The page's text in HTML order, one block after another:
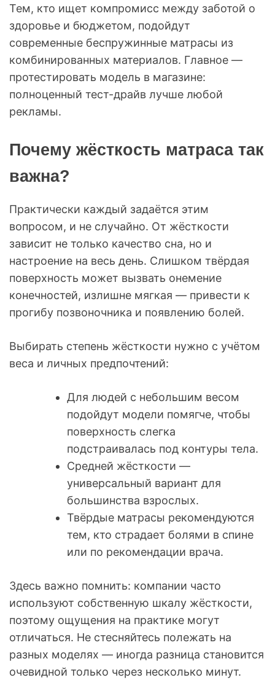
Тем, кто ищет компромисс между заботой о
здоровье и бюджетом, подойдут
современные беспружинные матрасы из
комбинированных материалов. Главное —
протестировать модель в магазине:
полноценный тест-драйв лучше любой
рекламы.
Почему жёсткость матраса так
важна?
Практически каждый задаётся этим
вопросом, и не случайно. От жёсткости
зависит не только качество сна, но и
настроение на весь день. Слишком твёрдая
поверхность может вызвать онемение
конечностей, излишне мягкая — привести к
прогибу позвоночника и появлению болей.
Выбирать степень жёсткости нужно с учётом
веса и личных предпочтений:
Для людей с небольшим весом
подойдут модели помягче, чтобы
поверхность слегка
подстраивалась под контуры тела.
Средней жёсткости —
универсальный вариант для
большинства взрослых.
Твёрдые матрасы рекомендуются
тем, кто страдает болями в спине
или по рекомендации врача.
Здесь важно помнить: компании часто
используют собственную шкалу жёсткости,
поэтому ощущения на практике могут
отличаться. Не стесняйтесь полежать на
разных моделях — иногда разница становится
очевидной только через несколько минут.